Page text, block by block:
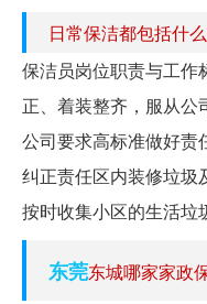
日常保洁都包括什
保洁员岗位职责与工作
正、着装整齐，服从
公司要求高标准做好责
纠正责任区内装修垃圾
按时收集小区的生活垃
东莞东城哪家家政